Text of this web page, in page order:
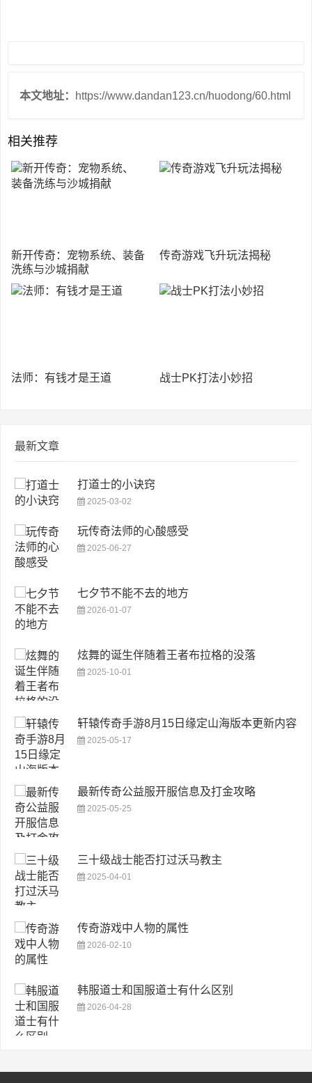
本文地址： https://www.dandan123.cn/huodong/60.html
相关推荐
新开传奇：宠物系统、装备
洗练与沙城捐献
传奇游戏飞升玩法揭秘
法师：有钱才是王道 战士PK打法小妙招
最新文章
打道士的小诀窍
2025-03-02
玩传奇法师的心酸感受
2025-06-27
七夕节不能不去的地方
2026-01-07
炫舞的诞生伴随着王者布拉格的没落
2025-10-01
轩辕传奇手游8月15日缘定山海版本更新内容
2025-05-17
最新传奇公益服开服信息及打金攻略
2025-05-25
三十级战士能否打过沃马教主
2025-04-01
传奇游戏中人物的属性
2026-02-10
韩服道士和国服道士有什么区别
2026-04-28